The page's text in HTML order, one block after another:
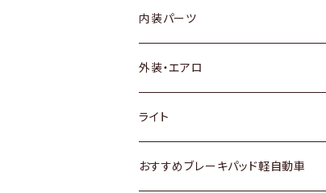
内装パーツ
トヨタ
ホンダ
スズキ
外装・エアロ
トヨタ
ホンダ
ライト
トヨタ
おすすめブレーキパッド軽自動車